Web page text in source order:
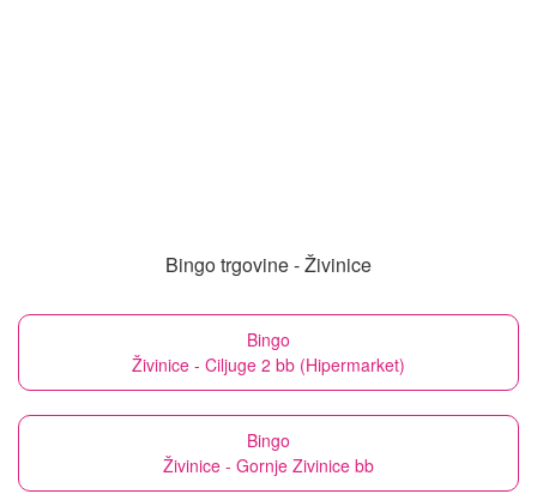
Bingo trgovine - Živinice
Bingo
Živinice - Ciljuge 2 bb (Hipermarket)
Bingo
Živinice - Gornje Zivinice bb